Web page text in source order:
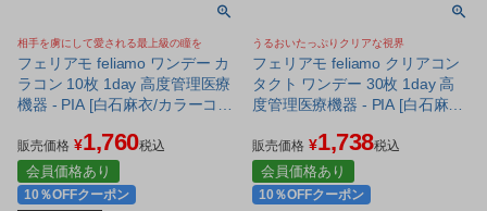
相手を虜にして愛される最上級の瞳を
フェリアモ feliamo ワンデー カ
ラコン 10枚 1day 高度管理医療
機器 - PIA [白石麻衣/カラーコン
販売価格 ¥1,760税込
会員価格あり
10％OFFクーポン
うるおいたっぷりクリアな視界
フェリアモ feliamo クリアコン
タクト ワンデー 30枚 1day 高
度管理医療機器 - PIA [白石麻衣/
販売価格 ¥1,738税込
会員価格あり
10％OFFクーポン